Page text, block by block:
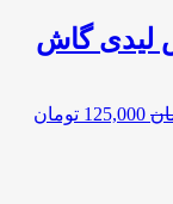
لیدی گاش
125,000 تومان